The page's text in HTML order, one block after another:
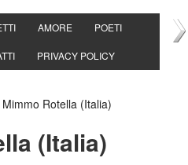
AMORE POETI
PRIVACY POLICY
Rotella (Italia)
(Italia)